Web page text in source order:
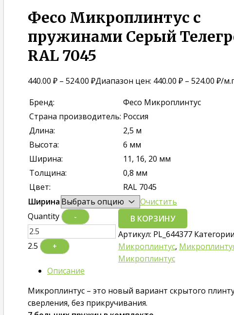
Фесо Микроплинтус с
пружинами Серый
RAL 7045
440.00 ₽ – 524.00 ₽Диапазон цен: 440.00 ₽ – 524.00 ₽/
Бренд:
Фесо Микроплинтус
Страна производитель: Россия
Длина:
2,5 м
Высота:
6 мм
Ширина:
11, 16, 20 мм
Толщина:
0,8 мм
Цвет:
RAL 7045
Ширина
Очистить
Quantity
-
2.5 +
В КОРЗИНУ
Артикул: PL_644377
Микроплинтус,
Микроплинтус
Описание
Микроплинтус – это новый вариант скрытого
сверления, без прикручивания.